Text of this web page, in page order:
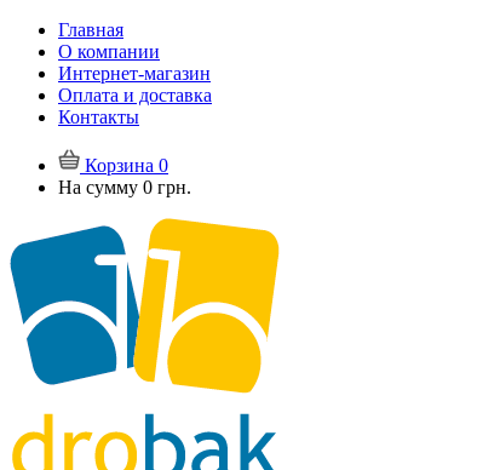
Главная
О компании
Интернет-магазин
Оплата и доставка
Контакты
Корзина 0
На сумму 0 грн.